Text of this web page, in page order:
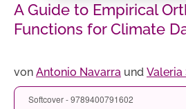
A Guide to Empirical
Functions for Climate
von Antonio Navarra und Valeria
Softcover - 9789400791602